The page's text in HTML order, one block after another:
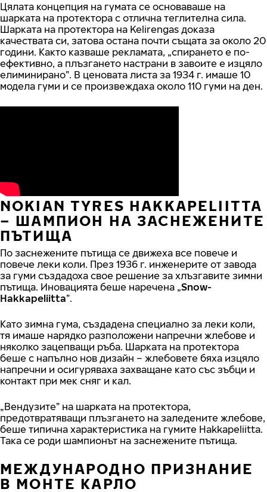
Цялата концепция на гумата се основаваше на
шарката на протектора с отлична теглителна сила.
Шарката на протектора на Kelirengas доказа
качествата си, затова остана почти същата за около 20
години. Както казваше рекламата, „спирането е по-
ефективно, а плъзгането настрани в завоите е изцяло
елиминирано”. В ценовата листа за 1934 г. имаше 10
модела гуми и се произвеждаха около 110 гуми на ден.
NOKIAN TYRES HAKKAPELIITTA
– ШАМПИОН НА ЗАСНЕЖЕНИТЕ
ПЪТИЩА
По заснежените пътища се движеха все повече и
повече леки коли. През 1936 г. инженерите от завода
за гуми създадоха свое решение за хлъзгавите зимни
пътища. Иновацията беше наречена „Snow-
Hakkapeliitta”.
Като зимна гума, създадена специално за леки коли,
тя имаше нарядко разположени напречни жлебове и
няколко зацепващи ръба. Шарката на протектора
беше с напълно нов дизайн – жлебовете бяха изцяло
напречни и осигуряваха захващане като със зъбци и
контакт при мек сняг и кал.
„Вендузите” на шарката на протектора,
предотвратяващи плъзгането на заледените жлебове,
беше типична характеристика на гумите Hakkapeliitta.
Така се роди шампионът на заснежените пътища.
МЕЖДУНАРОДНО ПРИЗНАНИЕ
В МОНТЕ КАРЛО